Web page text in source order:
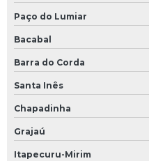
Paço do Lumiar
Bacabal
Barra do Corda
Santa Inês
Chapadinha
Grajaú
Itapecuru-Mirim